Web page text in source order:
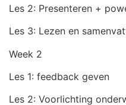
Les 2: Presenteren +
Les 3: Lezen en
Week 2
Les 1: feedback geven
Les 2: Voorlichting